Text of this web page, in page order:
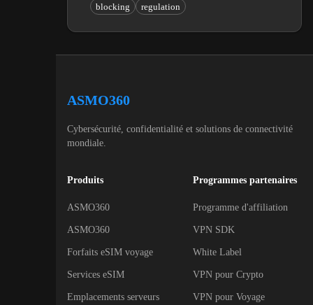
blocking
regulation
ASMO360
Cybersécurité, confidentialité et solutions de connectivité
mondiale.
Produits
ASMO360
ASMO360
Forfaits eSIM voyage
Services eSIM
Emplacements serveurs
Programmes partenaires
Programme d'affiliation
VPN SDK
White Label
VPN pour Crypto
VPN pour Voyage